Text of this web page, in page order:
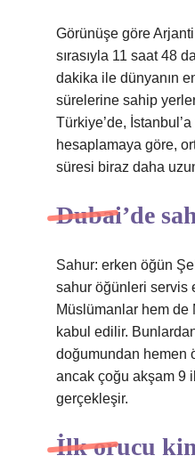
Görünüşe göre
sırasıyla 11 saat 48
dakika ile dünyanın
sürelerine sahip
Türkiye’de,
hesaplamaya göre,
süresi biraz daha
Dubai’de
Sahur: erken öğün
sahur öğünleri servis
Müslümanlar hem
kabul edilir.
doğumundan hemen
ancak çoğu akşam 9
gerçekleşir.
İlk orucu